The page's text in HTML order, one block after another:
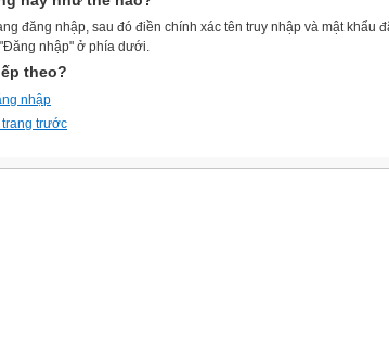
đăng nhập, sau đó điền chính xác tên truy nhập và mật khẩu
nhập" ở phía dưới.
theo?
nhập
trước